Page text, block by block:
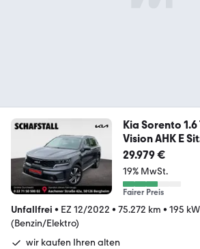
Kia Sorento 1.6
Vision AHK E
29.979 €
19% MwSt.
Fairer Preis
Unfallfrei • EZ 12/2022 • 75.272 km • 195
(Benzin/Elektro)
wir kaufen Ihren alten